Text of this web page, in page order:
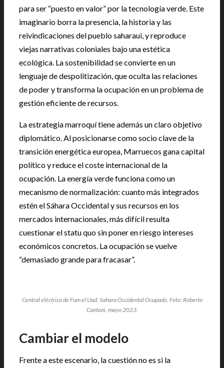
para ser “puesto en valor” por la tecnología verde. Este
imaginario borra la presencia, la historia y las
reivindicaciones del pueblo saharaui, y reproduce
viejas narrativas coloniales bajo una estética
ecológica. La sostenibilidad se convierte en un
lenguaje de despolitización, que oculta las relaciones
de poder y transforma la ocupación en un problema de
gestión eficiente de recursos.
La estrategia marroquí tiene además un claro objetivo
diplomático. Al posicionarse como socio clave de la
transición energética europea, Marruecos gana capital
político y reduce el coste internacional de la
ocupación. La energía verde funciona como un
mecanismo de normalización: cuanto más integrados
estén el Sáhara Occidental y sus recursos en los
mercados internacionales, más difícil resulta
cuestionar el statu quo sin poner en riesgo intereses
económicos concretos. La ocupación se vuelve
“demasiado grande para fracasar”.
Central eléctrica de Fum el Uad, Sahara Occidental Ocupado. Foto: Roberto
Cantoni, mayo 2023.
Cambiar el modelo
Frente a este escenario, la cuestión no es si la